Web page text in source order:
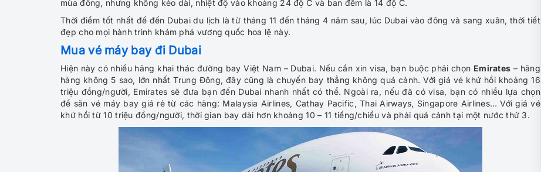
mùa đông, nhưng không kéo dài, nhiệt độ vào khoảng 24 độ C và ban đêm là 14 độ C.
Thời điểm tốt nhất để đến Dubai du lịch là từ tháng 11 đến tháng 4 năm sau, lúc Dubai vào đông và sang xuân, thời tiết
đẹp cho mọi hành trình khám phá vương quốc hoa lệ này.
Mua vé máy bay đi Dubai
Hiện này có nhiều hãng khai thác đường bay Việt Nam – Dubai. Nếu cần xin visa, bạn buộc phải chọn Emirates – hãng
hàng không 5 sao, lớn nhất Trung Đông, đây cũng là chuyến bay thẳng không quá cảnh. Với giá vé khứ hồi khoảng 16
triệu đồng/người, Emirates sẽ đưa bạn đến Dubai nhanh nhất có thể. Ngoài ra, nếu đã có visa, bạn có nhiều lựa chọn
để săn vé máy bay giá rẻ từ các hãng: Malaysia Airlines, Cathay Pacific, Thai Airways, Singapore Airlines… Với giá vé
khứ hồi từ 10 triệu đồng/người, thời gian bay dài hơn khoảng 10 – 11 tiếng/chiều và phải quá cảnh tại một nước thứ 3.